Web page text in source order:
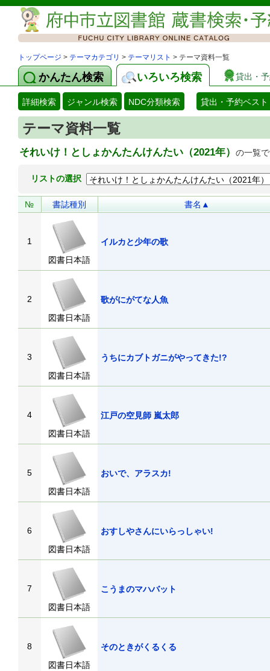
トップページ > テーマカテゴリ > テーマリスト > テーマ資料一覧
かんたん検索 いろいろ検索 貸出・
詳細検索 ジャンル検索 NDC分類検索 貸出・予約ベスト
テーマ資料一覧
それいけ！としょかんたんけんたい（2021年） の一覧
リストの選択
№ 書誌種別 書名▲
1
図書日本語
イルカと少年の歌
2
図書日本語
歌がにがてな人魚
3
図書日本語
うちにカブトガニがやってきた!?
4
図書日本語
江戸の空見師 嵐太郎
5
図書日本語
おいで、アラスカ!
6
図書日本語
おすしやさんにいらっしゃい!
7
図書日本語
こうまのマハバット
8
図書日本語
そのときがくるくる